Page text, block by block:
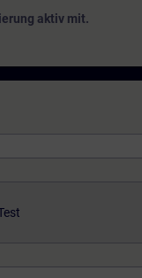
aktiv mit.